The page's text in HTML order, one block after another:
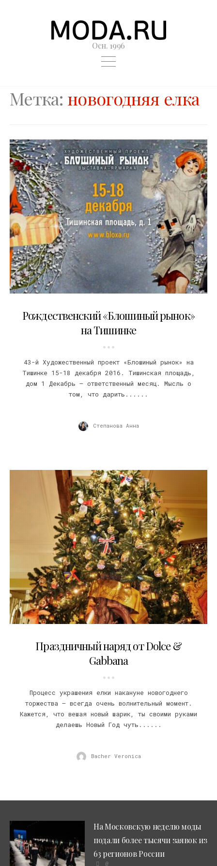
Осн. 1996
Метка: новогодняя елка
Рождественский «Блошиный рынок»
на Тишинке
43-й Художественный проект «Блошиный рынок» на
Тишинке 15-18 декабря 2016. Тишинская площадь,
дом 1 Декабрь – ответственный месяц. Мысль о
том, что дарить......
Степанова Анна
Праздничный наряд от Dolce &
Gabbana
Процесс украшения елки накануне новогоднего
торжества – всегда очень волнительный момент.
Кажется, что вешая новый шарик, ты своими руками
делаешь Новый Год чуть......
Bacher Veronica
На Московскую неделю моды
подали более тысячи заявок из
63 регионов России
0